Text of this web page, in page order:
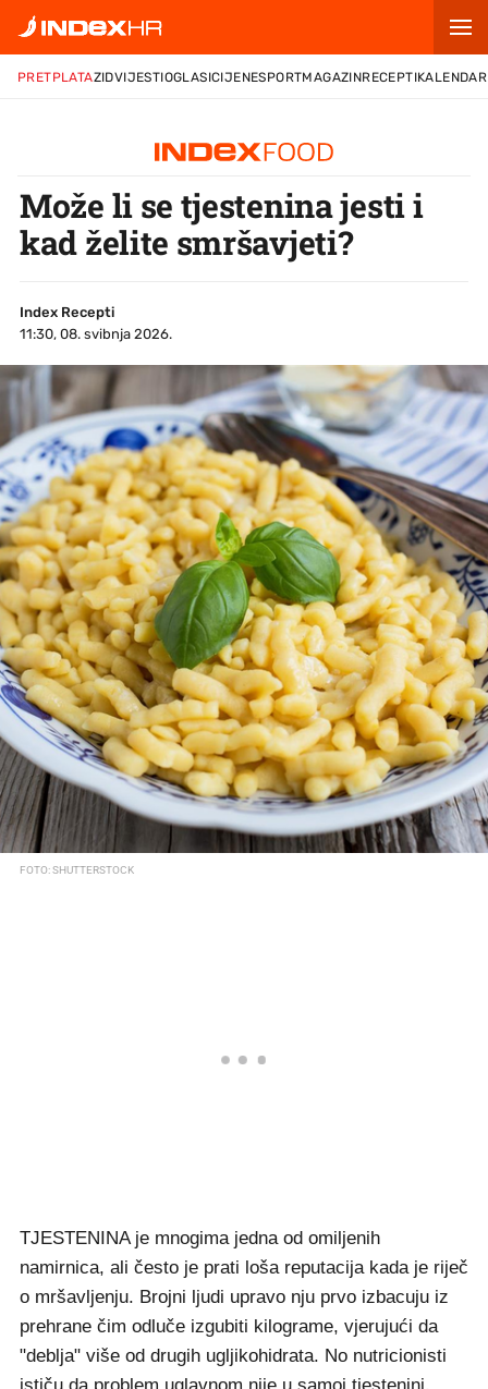
PRETPLATAZIDVIJESTIOGLASICIJENESPORTMAGAZINRECEPTIKALENDAR
Može li se tjestenina jesti i
kad želite smršavjeti?
Index Recepti
11:30, 08. svibnja 2026.
FOTO: SHUTTERSTOCK
TJESTENINA je mnogima jedna od omiljenih
namirnica, ali često je prati loša reputacija kada je riječ
o mršavljenju. Brojni ljudi upravo nju prvo izbacuju iz
prehrane čim odluče izgubiti kilograme, vjerujući da
"deblja" više od drugih ugljikohidrata. No nutricionisti